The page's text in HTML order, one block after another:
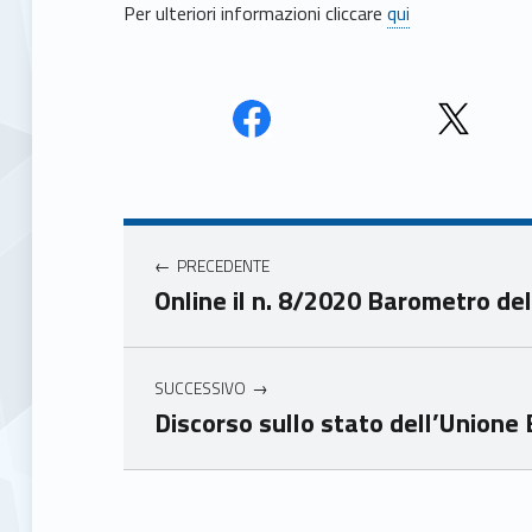
Per ulteriori informazioni cliccarequi
Unio
mer
e
Unio
e
Navigazione articoli
PRECEDENTE
Online il n. 8/2020 Barometro
SUCCESSIVO
Discorso sullo stato dell’Unione
Skip back to main navigation